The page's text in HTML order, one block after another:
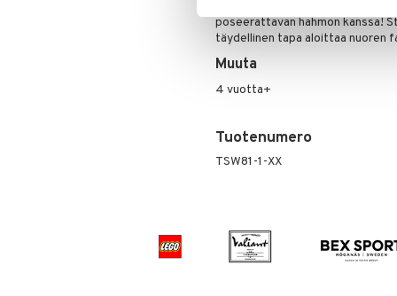
poseerattavan hahmon kanssa!
täydellinen tapa aloittaa nuoren
Muuta
4 vuotta+
Tuotenumero
TSW81-1-XX